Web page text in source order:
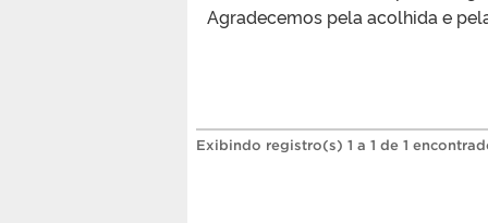
Agradecemos pela acolhida e
Exibindo registro(s) 1 a 1 de 1